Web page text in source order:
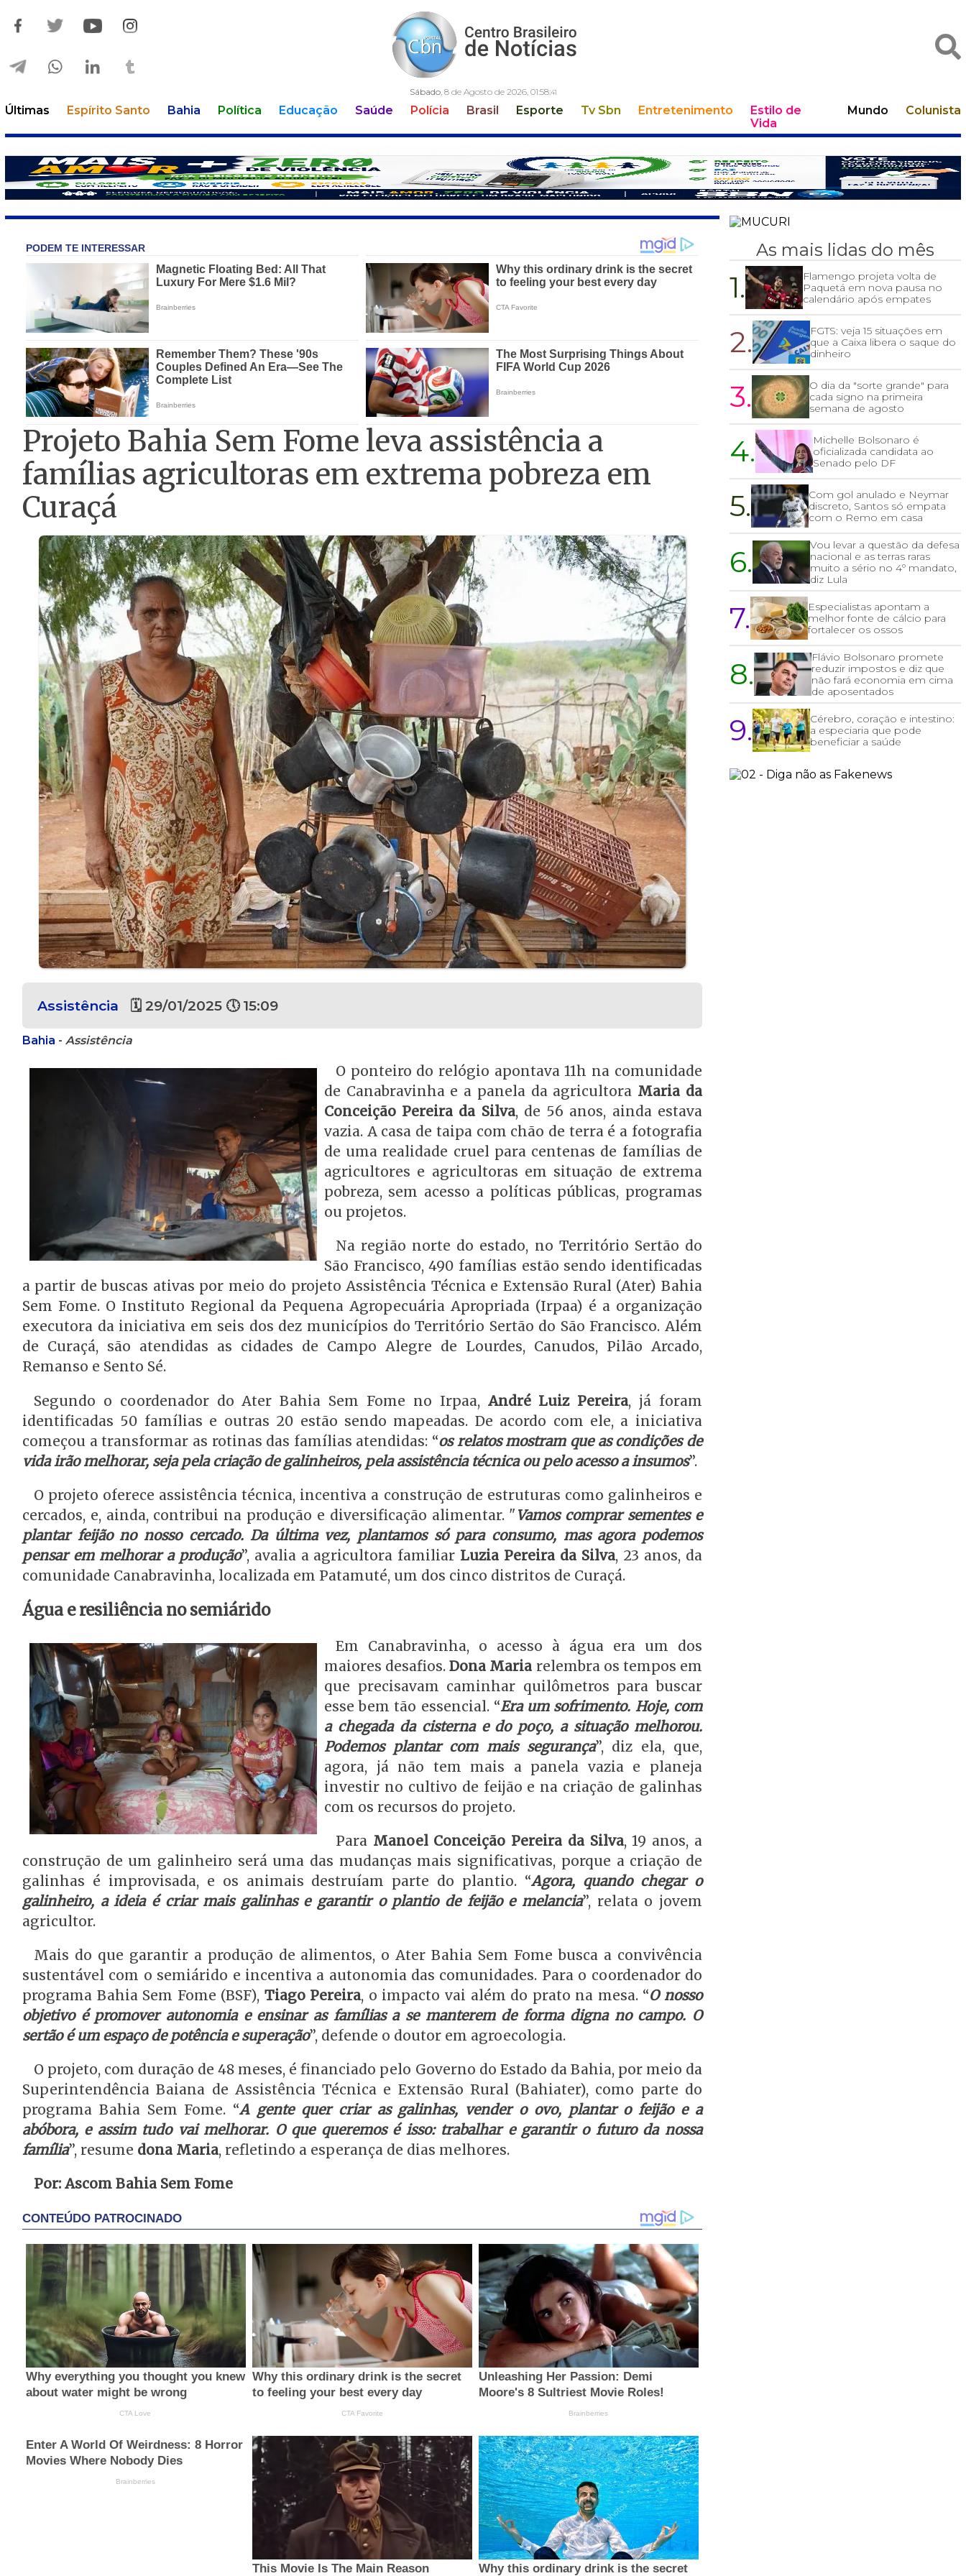
Sábado, 8 de Agosto de 2026, 01:58:42
Últimas Espírito Santo Bahia Política Educação Saúde Polícia Brasil Esporte Tv Sbn Entretenimento
Estilo de
Vida
Mundo Colunista
Projeto Bahia Sem Fome leva assistência a
famílias agricultoras em extrema pobreza em
Curaçá
Assistência 🗓 29/01/2025 🕔 15:09
Bahia - Assistência
O ponteiro do relógio apontava 11h na comunidade
de Canabravinha e a panela da agricultora Maria da
Conceição Pereira da Silva, de 56 anos, ainda estava
vazia. A casa de taipa com chão de terra é a fotografia
de uma realidade cruel para centenas de famílias de
agricultores e agricultoras em situação de extrema
pobreza, sem acesso a políticas públicas, programas
ou projetos.
Na região norte do estado, no Território Sertão do
São Francisco, 490 famílias estão sendo identificadas
a partir de buscas ativas por meio do projeto Assistência Técnica e Extensão Rural (Ater) Bahia
Sem Fome. O Instituto Regional da Pequena Agropecuária Apropriada (Irpaa) é a organização
executora da iniciativa em seis dos dez municípios do Território Sertão do São Francisco. Além
de Curaçá, são atendidas as cidades de Campo Alegre de Lourdes, Canudos, Pilão Arcado,
Remanso e Sento Sé.
Segundo o coordenador do Ater Bahia Sem Fome no Irpaa, André Luiz Pereira, já foram
identificadas 50 famílias e outras 20 estão sendo mapeadas. De acordo com ele, a iniciativa
começou a transformar as rotinas das famílias atendidas: “os relatos mostram que as condições de
vida irão melhorar, seja pela criação de galinheiros, pela assistência técnica ou pelo acesso a insumos”.
O projeto oferece assistência técnica, incentiva a construção de estruturas como galinheiros e
cercados, e, ainda, contribui na produção e diversificação alimentar. " Vamos comprar sementes e
plantar feijão no nosso cercado. Da última vez, plantamos só para consumo, mas agora podemos
pensar em melhorar a produção”, avalia a agricultora familiar Luzia Pereira da Silva, 23 anos, da
comunidade Canabravinha, localizada em Patamuté, um dos cinco distritos de Curaçá.
Água e resiliência no semiárido
Em Canabravinha, o acesso à água era um dos
maiores desafios.Dona Maria relembra os tempos em
que precisavam caminhar quilômetros para buscar
esse bem tão essencial. “Era um sofrimento. Hoje, com
a chegada da cisterna e do poço, a situação melhorou.
Podemos plantar com mais segurança”, diz ela, que,
agora, já não tem mais a panela vazia e planeja
investir no cultivo de feijão e na criação de galinhas
com os recursos do projeto.
Para Manoel Conceição Pereira da Silva, 19 anos, a
construção de um galinheiro será uma das mudanças mais significativas, porque a criação de
galinhas é improvisada, e os animais destruíam parte do plantio. “Agora, quando chegar o
galinheiro, a ideia é criar mais galinhas e garantir o plantio de feijão e melancia”, relata o jovem
agricultor.
Mais do que garantir a produção de alimentos, o Ater Bahia Sem Fome busca a convivência
sustentável com o semiárido e incentiva a autonomia das comunidades. Para o coordenador do
programa Bahia Sem Fome (BSF), Tiago Pereira, o impacto vai além do prato na mesa. “O nosso
objetivo é promover autonomia e ensinar as famílias a se manterem de forma digna no campo. O
sertão é um espaço de potência e superação”, defende o doutor em agroecologia.
O projeto, com duração de 48 meses, é financiado pelo Governo do Estado da Bahia, por meio da
Superintendência Baiana de Assistência Técnica e Extensão Rural (Bahiater), como parte do
programa Bahia Sem Fome. “A gente quer criar as galinhas, vender o ovo, plantar o feijão e a
abóbora, e assim tudo vai melhorar. O que queremos é isso: trabalhar e garantir o futuro da nossa
família”, resume dona Maria, refletindo a esperança de dias melhores.
Por: Ascom Bahia Sem Fome
As mais lidas do mês
1.
Flamengo projeta volta de
Paquetá em nova pausa no
calendário após empates
2.
FGTS: veja 15 situações em
que a Caixa libera o saque do
dinheiro
3.
O dia da "sorte grande" para
cada signo na primeira
semana de agosto
4.
Michelle Bolsonaro é
oficializada candidata ao
Senado pelo DF
5.
Com gol anulado e Neymar
discreto, Santos só empata
com o Remo em casa
6.
Vou levar a questão da defesa
nacional e as terras raras
muito a sério no 4º mandato,
diz Lula
7.
Especialistas apontam a
melhor fonte de cálcio para
fortalecer os ossos
8.
Flávio Bolsonaro promete
reduzir impostos e diz que
não fará economia em cima
de aposentados
9.
Cérebro, coração e intestino:
a especiaria que pode
beneficiar a saúde